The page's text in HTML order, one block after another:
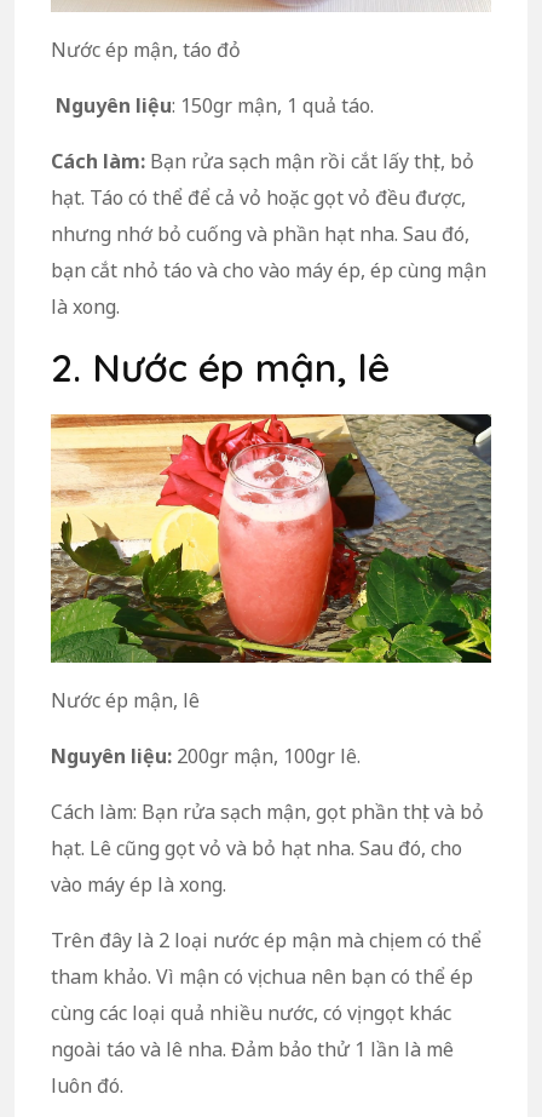
Nước ép mận, táo đỏ
Nguyên liệu: 150gr mận, 1 quả táo.
Cách làm: Bạn rửa sạch mận rồi cắt lấy thịt, bỏ
hạt. Táo có thể để cả vỏ hoặc gọt vỏ đều được,
nhưng nhớ bỏ cuống và phần hạt nha. Sau đó,
bạn cắt nhỏ táo và cho vào máy ép, ép cùng mận
là xong.
2. Nước ép mận, lê
Nước ép mận, lê
Nguyên liệu: 200gr mận, 100gr lê.
Cách làm: Bạn rửa sạch mận, gọt phần thịt và bỏ
hạt. Lê cũng gọt vỏ và bỏ hạt nha. Sau đó, cho
vào máy ép là xong.
Trên đây là 2 loại nước ép mận mà chị em có thể
tham khảo. Vì mận có vị chua nên bạn có thể ép
cùng các loại quả nhiều nước, có vị ngọt khác
ngoài táo và lê nha. Đảm bảo thử 1 lần là mê
luôn đó.